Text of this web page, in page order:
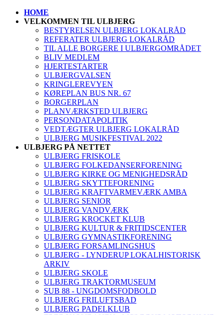
HOME
VELKOMMEN TIL ULBJERG
BESTYRELSEN ULBJERG LOKALRÅD
REFERATER ULBJERG LOKALRÅD
TIL ALLE BORGERE I ULBJERGOMRÅDET
BLIV MEDLEM
HJERTESTARTER
ULBJERGVALSEN
KRINGLEREVYEN
KØREPLAN BUS NR. 67
BORGERPLAN
PLANVÆRKSTED ULBJERG
PERSONDATAPOLITIK
VEDTÆGTER ULBJERG LOKALRÅD
ULBJERG MUSIKFESTIVAL 2022
ULBJERG PÅ NETTET
ULBJERG FRISKOLE
ULBJERG FOLKEDANSERFORENING
ULBJERG KIRKE OG MENIGHEDSRÅD
ULBJERG SKYTTEFORENING
ULBJERG KRAFTVARMEVÆRK AMBA
ULBJERG SENIOR
ULBJERG VANDVÆRK
ULBJERG KROCKET KLUB
ULBJERG KULTUR & FRITIDSCENTER
ULBJERG GYMNASTIKFORENING
ULBJERG FORSAMLINGSHUS
ULBJERG - LYNDERUP LOKALHISTORISK
ARKIV
ULBJERG SKOLE
ULBJERG TRAKTORMUSEUM
SUB 88 - UNGDOMSFODBOLD
ULBJERG FRILUFTSBAD
ULBJERG PADELKLUB